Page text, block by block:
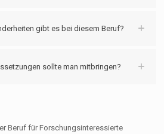
gibt es bei diesem Beruf?
sollte man mitbringen?
Beruf für Forschungsinteressierte